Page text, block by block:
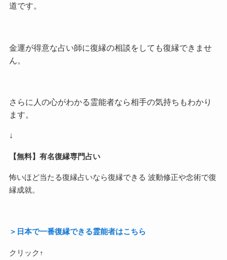
道です。
金運が得意な占い師に復縁の相談をしても復縁できませ
ん。
さらに人の心がわかる霊能者なら相手の気持ちもわかり
ます。
↓
【無料】有名復縁専門占い
怖いほど当たる復縁占いなら復縁できる 波動修正や念術で復
縁成就。
＞日本で一番復縁できる霊能者はこちら
クリック↑